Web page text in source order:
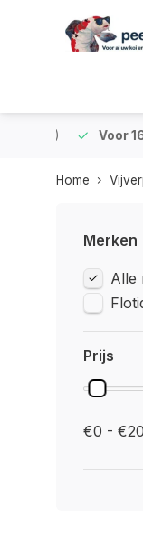
Voor
Home
Merken
Alle
Prijs
€0 - €20